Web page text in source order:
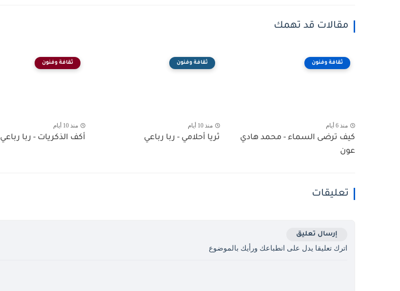
مقالات قد تهمك
ثقافة وفنون
منذ 6 أيام
كيف ترضى السماء - محمد هادي
عون
ثقافة وفنون
منذ 10 أيام
ثريا أحلامي - ربا رباعي
ثقافة وفنون
منذ 10 أيام
أكف الذكريات - ربا رباعي
تعليقات
إرسال تعليق
اترك تعليقا يدل على انطباعك ورأيك بالموضوع